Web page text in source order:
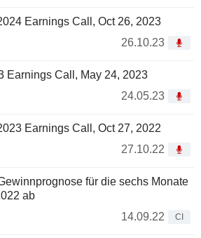
Earnings Call, Oct 26, 2023
26.10.23
Earnings Call, May 24, 2023
24.05.23
Earnings Call, Oct 27, 2022
27.10.22
für die sechs Monate
ab
14.09.22
CI